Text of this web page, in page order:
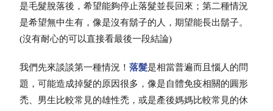
是毛髮脫落後，希望能夠停止落髮並長回來；第二種情況
是希望無中生有，像是沒有鬍子的人，期望能長出鬍子。
(沒有耐心的可以直接看最後一段結論)
我們先來談談第一種情況！落髮是相當普遍而且惱人的問
題，可能造成掉髮的原因很多，像是自體免疫相關的圓形
禿、男生比較常見的雄性禿，或是產後媽媽比較常見的休